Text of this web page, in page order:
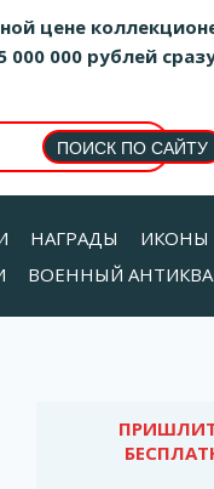
цене
000 рублей
НАГРАДЫ ИКОНЫ
ВОЕННЫЙ